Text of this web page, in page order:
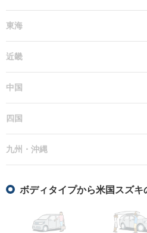
東海
近畿
中国
四国
九州・沖縄
ボディタイプから米国スズキ